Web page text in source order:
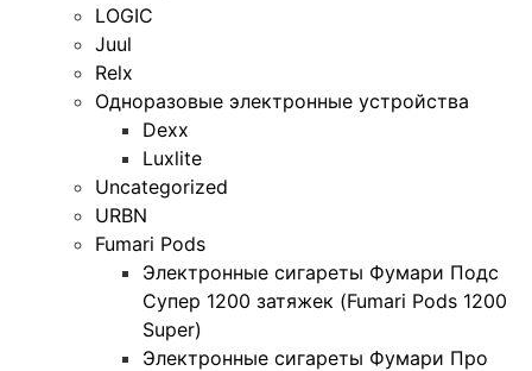
LOGIC
Juul
Relx
Одноразовые электронные устройства
Dexx
Luxlite
Uncategorized
URBN
Fumari Pods
Электронные сигареты Фумари Подс
Супер 1200 затяжек (Fumari Pods 1200
Super)
Электронные сигареты Фумари Про